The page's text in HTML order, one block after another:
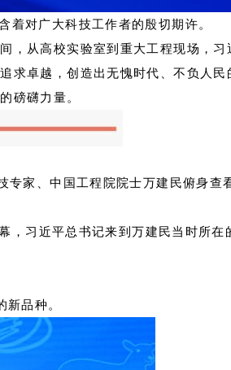
着对广大科技工作者的殷切期许。
，从高校实验室到重大工程现场，习
求卓越，创造出无愧时代、不负人民
磅礴力量。
家、中国工程院院士万建民俯身查
，习近平总书记来到万建民当时所在
品种。